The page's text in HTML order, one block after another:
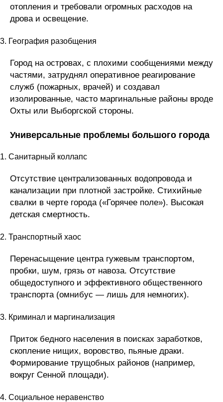
отопления и требовали огромных расходов на
дрова и освещение.
3. География разобщения
Город на островах, с плохими сообщениями между
частями, затруднял оперативное реагирование
служб (пожарных, врачей) и создавал
изолированные, часто маргинальные районы вроде
Охты или Выборгской стороны.
Универсальные проблемы большого города
1. Санитарный коллапс
Отсутствие централизованных водопровода и
канализации при плотной застройке. Стихийные
свалки в черте города («Горячее поле»). Высокая
детская смертность.
2. Транспортный хаос
Перенасыщение центра гужевым транспортом,
пробки, шум, грязь от навоза. Отсутствие
общедоступного и эффективного общественного
транспорта (омнибус — лишь для немногих).
3. Криминал и маргинализация
Приток бедного населения в поисках заработков,
скопление нищих, воровство, пьяные драки.
Формирование трущобных районов (например,
вокруг Сенной площади).
4. Социальное неравенство